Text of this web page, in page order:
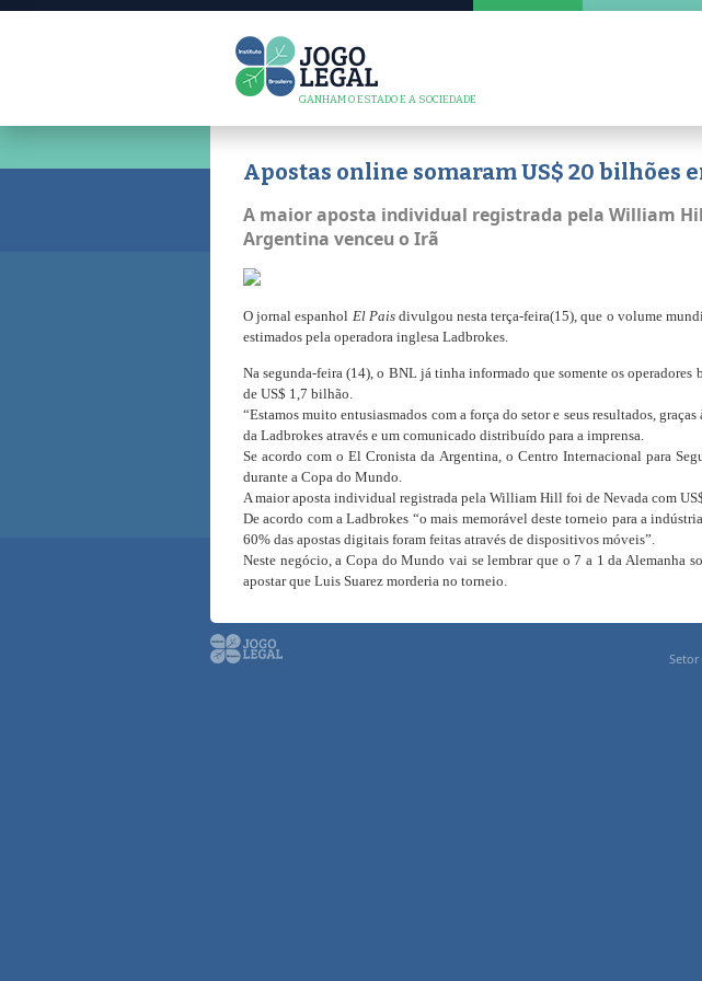
GANHAM O ESTADO E A SOCIEDADE
Apostas online somaram US$ 20 bilhões
A maior aposta individual registrada pela William
Argentina venceu o Irã
O jornal espanhol El Paisdivulgou nesta terça-feira(15), que o volume
estimados pela operadora inglesa Ladbrokes.
Na segunda-feira (14), o BNL já tinha informado que somente os
de US$ 1,7 bilhão.
“Estamos muito entusiasmados com a força do setor e seus resultados,
da Ladbrokes através e um comunicado distribuído para a imprensa.
Se acordo com o El Cronista da Argentina, o Centro Internacional para
durante a Copa do Mundo.
A maior aposta individual registrada pela William Hill foi de Nevada com
De acordo com a Ladbrokes “o mais memorável deste torneio para a
60% das apostas digitais foram feitas através de dispositivos móveis”.
Neste negócio, a Copa do Mundo vai se lembrar que o 7 a 1 da Alemanha
apostar que Luis Suarez morderia no torneio.
Setor